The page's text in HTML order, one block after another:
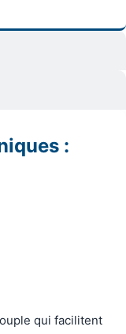
:
qui facilitent